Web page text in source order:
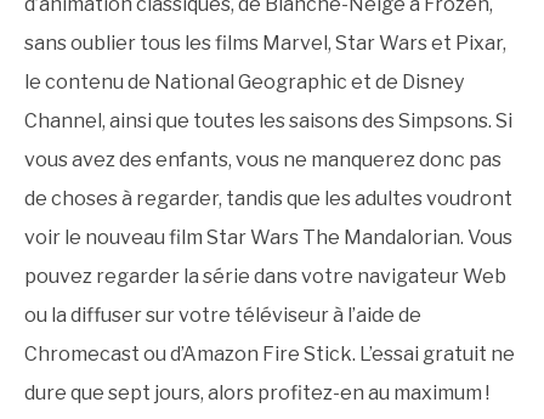
d’animation classiques, de Blanche-Neige à Frozen,
sans oublier tous les films Marvel, Star Wars et Pixar,
le contenu de National Geographic et de Disney
Channel, ainsi que toutes les saisons des Simpsons. Si
vous avez des enfants, vous ne manquerez donc pas
de choses à regarder, tandis que les adultes voudront
voir le nouveau film Star Wars The Mandalorian. Vous
pouvez regarder la série dans votre navigateur Web
ou la diffuser sur votre téléviseur à l’aide de
Chromecast ou d’Amazon Fire Stick. L’essai gratuit ne
dure que sept jours, alors profitez-en au maximum !